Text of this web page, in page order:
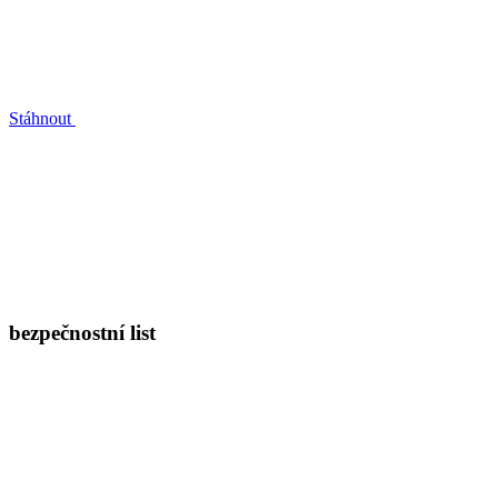
Stáhnout
bezpečnostní list